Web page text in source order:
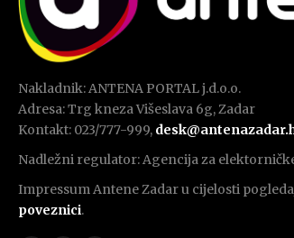
Nakladnik: ANTENA PORTAL j.d.o.o.
Adresa: Trg kneza Višeslava 6g, Zadar
Kontakt: 023/777-999,
Nadležni regulator: Agencija za
Impressum Antene Zadar u cijelosti
poveznici.